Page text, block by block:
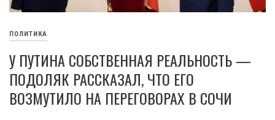
ПОЛИТИКА
У ПУТИНА СОБСТВЕННАЯ РЕАЛЬНОСТЬ —
ПОДОЛЯК РАССКАЗАЛ, ЧТО ЕГО
ВОЗМУТИЛО НА ПЕРЕГОВОРАХ В СОЧИ